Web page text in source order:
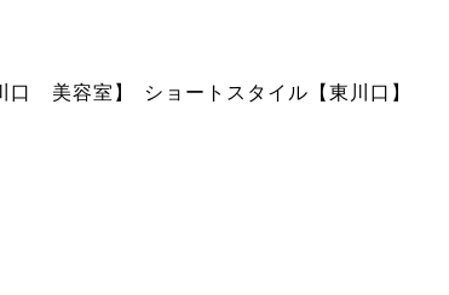
口 美容室】 ショートスタイル【東川口】